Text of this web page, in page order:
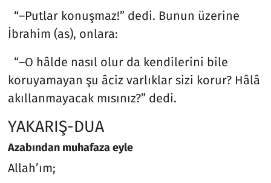
“–Putlar konuşmaz!” dedi. Bunun üzerine
İbrahim (as), onlara:
“–O hâlde nasıl olur da kendilerini bile
koruyamayan şu âciz varlıklar sizi korur? Hâlâ
akıllanmayacak mısınız?” dedi.
YAKARIŞ-DUA
Azabından muhafaza eyle
Allah’ım;